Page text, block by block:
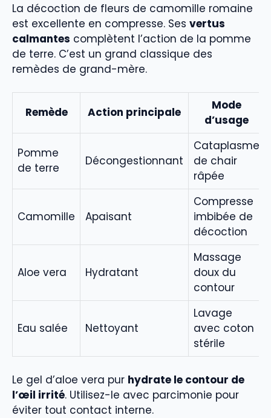
La décoction de fleurs de camomille romaine
est excellente en compresse. Ses vertus
calmantes complètent l’action de la pomme
de terre. C’est un grand classique des
remèdes de grand-mère.
Remède Action principale
Mode
d’usage
Pomme
de terre
Décongestionnant
Cataplasme
de chair
râpée
Camomille Apaisant
Compresse
imbibée de
décoction
Aloe vera Hydratant
Massage
doux du
contour
Eau salée Nettoyant
Lavage
avec coton
stérile
Le gel d’aloe vera pur hydrate le contour de
l’œil irrité. Utilisez-le avec parcimonie pour
éviter tout contact interne.